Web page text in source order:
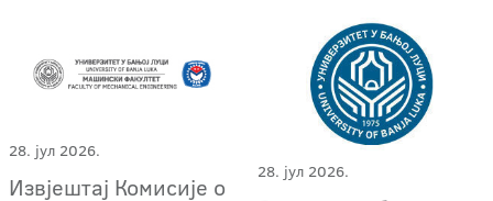
28. јул 2026.
Извјештај Комисије о
28. јул 2026.